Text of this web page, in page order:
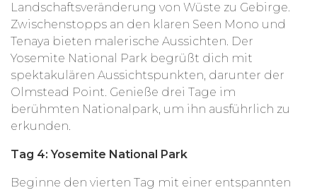
Landschaftsveränderung von Wüste zu Gebirge.
Zwischenstopps an den klaren Seen Mono und
Tenaya bieten malerische Aussichten. Der
Yosemite National Park begrüßt dich mit
spektakulären Aussichtspunkten, darunter der
Olmstead Point. Genieße drei Tage im
berühmten Nationalpark, um ihn ausführlich zu
erkunden.
Tag 4: Yosemite National Park
Beginne den vierten Tag mit einer entspannten